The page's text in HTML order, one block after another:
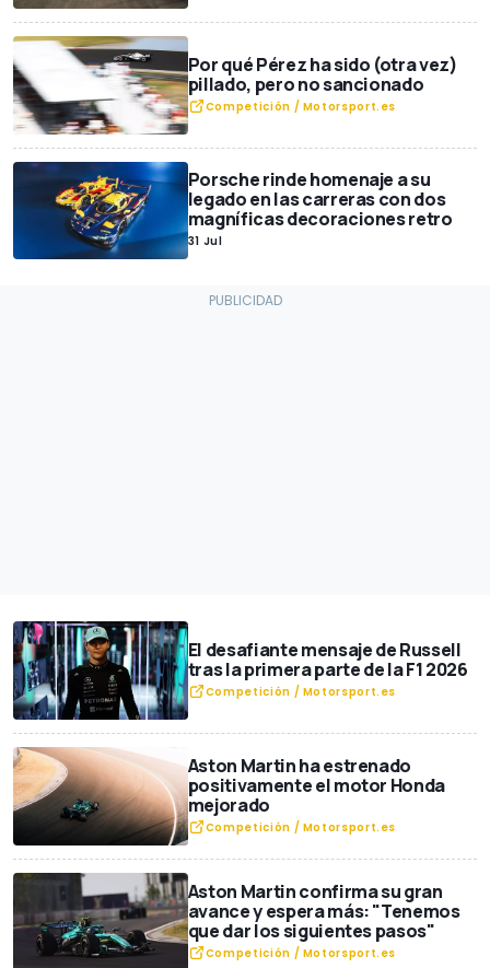
Por qué Pérez ha sido (otra vez)
pillado, pero no sancionado
Competición / Motorsport.es
Porsche rinde homenaje a su
legado en las carreras con dos
magníficas decoraciones retro
31 Jul
El desafiante mensaje de Russell
tras la primera parte de la F1 2026
Competición / Motorsport.es
Aston Martin ha estrenado
positivamente el motor Honda
mejorado
Competición / Motorsport.es
Aston Martin confirma su gran
avance y espera más: "Tenemos
que dar los siguientes pasos"
Competición / Motorsport.es